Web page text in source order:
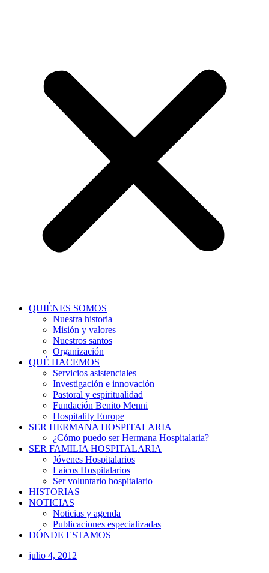
QUIÉNES SOMOS
Nuestra historia
Misión y valores
Nuestros santos
Organización
QUÉ HACEMOS
Servicios asistenciales
Investigación e innovación
Pastoral y espiritualidad
Fundación Benito Menni
Hospitality Europe
SER HERMANA HOSPITALARIA
¿Cómo puedo ser Hermana Hospitalaria?
SER FAMILIA HOSPITALARIA
Jóvenes Hospitalarios
Laicos Hospitalarios
Ser voluntario hospitalario
HISTORIAS
NOTICIAS
Noticias y agenda
Publicaciones especializadas
DÓNDE ESTAMOS
julio 4, 2012